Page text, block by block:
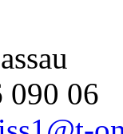
090 06